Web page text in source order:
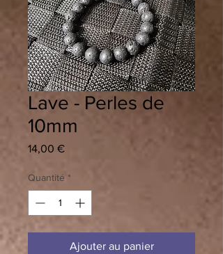
Lave - Perles de
10mm
14,00 €Prix
Quantité *
Ajouter au panier